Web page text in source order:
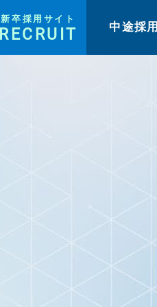
新卒採用サイト
RECRUIT 中途採用